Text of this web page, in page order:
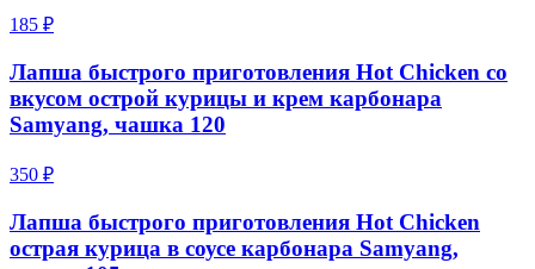
185 ₽
Лапша быстрого приготовления Hot Chicken со
вкусом острой курицы и крем карбонара
Samyang, чашка 120
350 ₽
Лапша быстрого приготовления Hot Chicken
острая курица в соусе карбонара Samyang,